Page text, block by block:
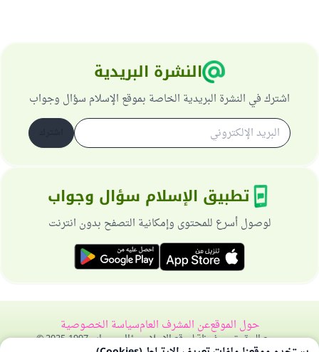
النشرة البريدية
اشترك في النشرة البريدية الخاصة بموقع الإسلام سؤال وجواب
تطبيق الإسلام سؤال وجواب
لوصول أسرع للمحتوى وإمكانية التصفح بدون انترنت
حول الموقععن المشرف العامسياسة الخصوصية
جميع الحقوق محفوظة لموقع الإسلام سؤال وجواب 1997-2025 ©